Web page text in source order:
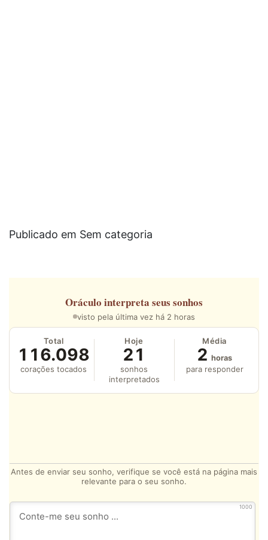
Publicado em Sem categoria
Oráculo interpreta seus sonhos
visto pela última vez há 2 horas
Total
116.098
corações tocados
Hoje
21
sonhos
interpretados
Média
2 horas
para responder
Antes de enviar seu sonho, verifique se você está na página mais
relevante para o seu sonho.
1000